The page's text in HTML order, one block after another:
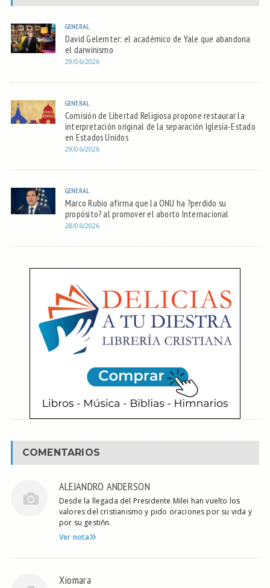
GENERAL
David Gelernter: el académico de Yale que abandona
el darwinismo
29/06/2026
GENERAL
Comisión de Libertad Religiosa propone restaurar la
interpretación original de la separación Iglesia-Estado
en Estados Unidos
29/06/2026
GENERAL
Marco Rubio afirma que la ONU ha ?perdido su
propósito? al promover el aborto Internacional
28/06/2026
COMENTARIOS
ALEJANDRO ANDERSON
Desde la llegada del Presidente Milei han vuelto los
valores del cristianismo y pido oraciones por su vida y
por su gestiňn.
Ver nota
Xiomara